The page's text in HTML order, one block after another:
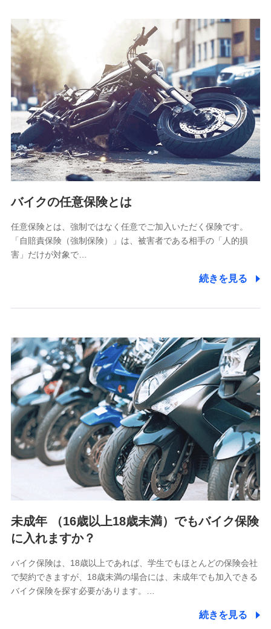
SBIリスタ少額短期保険会社
(https://www.jishin.co.jp/)
スマートプラス少額短期保険株式会社
（https://www.smartplus-insurance.com/）
チューリッヒ少額短期保険株式会社
(https://www.zurichssi.co.jp/)
Tokio Marine X少額短期保険株式会社
(https://www.tokiomarine-x.co.jp/)
ペットメディカルサポート株式会社
(https://pshoken.co.jp/)
リトルファミリー少額短期保険株式会社
(https://www.littlefamily-ssi.com/)
2.共同募集を行う代理店から受領する個人情報
郵便、電話、およびＥメール等により、当社と取引のあるも
しくは委託を受けている保険会社・提携会社の保険その他に
関する情報を提供し、金融商品等の契約を勧奨するため、ま
た維持管理等の委託業務遂行のため、またそれらに付帯、関
（なお、当社は複数の保険会社と取引があり、取得した個人
3.セミナー募集サイトから取得した個人情報
各種セミナーの案内、開催のため
上記に係る連絡・手続き・管理等付帯業務を行うため
4.家族・友達紹介にて取得した個人情報
被紹介者への連絡、及び当社と取引のあるもしくは委託を受
けている保険会社・提携会社の保険その他に関する情報を提
供し、金融商品等の契約を勧奨するため
アンケートやキャンペーン等の実施のため
上記に係る連絡・手続き・管理等付帯業務を行うため
5.通話録音にて取得する情報
電話対応の品質向上およびお問合せ内容の正確な把握のため
6.採用応募者の個人情報
採用選考および入社手続を実施するため
7.社員（従業者）の個人情報
退職関連処理等の各種手続きのため、当社と従業員または従
バイクの任意保険とは
任意保険とは、強制ではなく任意でご加入いただく保険です。
「自賠責保険（強制保険）」は、被害者である相手の「人的損
害」だけが対象で…
続きを見る
未成年 （16歳以上18歳未満）でもバイク保険
に入れますか？
バイク保険は、18歳以上であれば、学生でもほとんどの保険会社
で契約できますが、18歳未満の場合には、未成年でも加入できる
バイク保険を探す必要があります。…
続きを見る